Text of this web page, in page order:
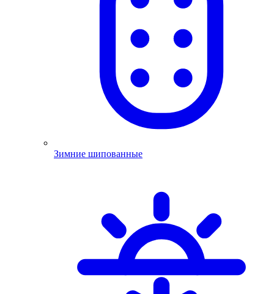
Зимние шипованные